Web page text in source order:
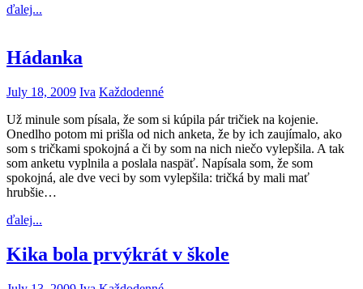
ďalej...
Hádanka
July 18, 2009 Iva Každodenné
Už minule som písala, že som si kúpila pár tričiek na kojenie.
Onedlho potom mi prišla od nich anketa, že by ich zaujímalo, ako
som s tričkami spokojná a či by som na nich niečo vylepšila. A tak
som anketu vyplnila a poslala naspäť. Napísala som, že som
spokojná, ale dve veci by som vylepšila: tričká by mali mať
hrubšie…
ďalej...
Kika bola prvýkrát v škole